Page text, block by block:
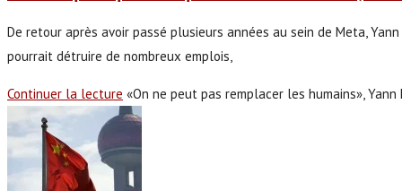
De retour après avoir passé plusieurs années au sein de Meta,
pourrait détruire de nombreux emplois,
Continuer la lecture «On ne peut pas remplacer les humains»,